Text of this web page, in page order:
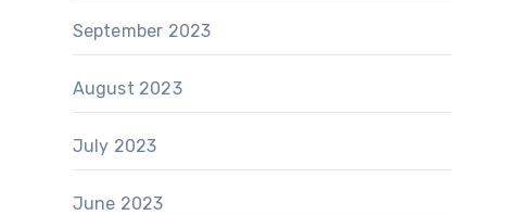
September 2023
August 2023
July 2023
June 2023